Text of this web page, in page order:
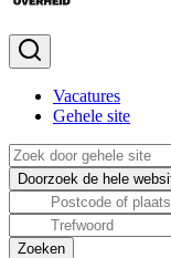
Vacatures
Gehele site